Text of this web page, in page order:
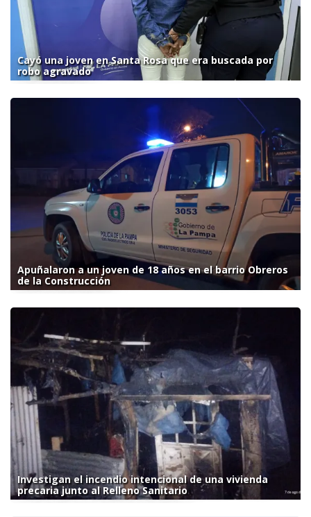
Cayó una joven en Santa Rosa que era buscada por
robo agravado
Apuñalaron a un joven de 18 años en el barrio Obreros
de la Construcción
Investigan el incendio intencional de una vivienda
precaria junto al Relleno Sanitario